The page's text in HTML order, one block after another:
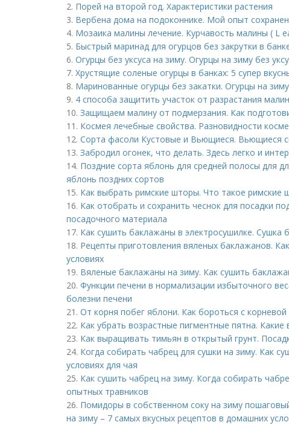
2. Порей на второй год. Характеристики растения
3. Вербена дома на подоконнике. Мой опыт
4. Мозаика малины лечение. Курчавость малины ( L
5. Быстрый маринад для огурцов без закрутки в
6. Огурцы без уксуса на зиму. Огурцы на зиму без
7. Хрустящие соленые огурцы в банках: 5 супер
8. Маринованные огурцы без закатки. Огурцы на
9. 4 способа защитить участок от разрастания
10. Защищаем малину от подмерзания. Как
11. Космея лечебные свойства. Разновидности
12. Сорта фасоли Кустовые и Вьющиеся. Вьющиеся
13. Забродил огонек, что делать. Здесь легко и
14. Поздние сорта яблонь для средней полосы для
яблонь поздних сортов
15. Как выбрать римские шторы. Что такое римские
16. Как отобрать и сохранить чеснок для посадки
посадочного материала
17. Как сушить баклажаны в электросушилке. Сушка
18. Рецепты приготовления вяленых баклажанов.
условиях
19. Вяленые баклажаны на зиму. Как сушить
20. Функции печени в нормализации избыточного
болезни печени
21. От корня побег яблони. Как бороться с
22. Как убрать возрастные пигментные пятна.
23. Как выращивать тимьян в открытый грунт.
24. Когда собирать чабрец для сушки на зиму. Как
условиях для чая
25. Как сушить чабрец на зиму. Когда собирать
опытных травников
26. Помидоры в собственном соку на зиму
на зиму – 7 самых вкусных рецептов в домашних